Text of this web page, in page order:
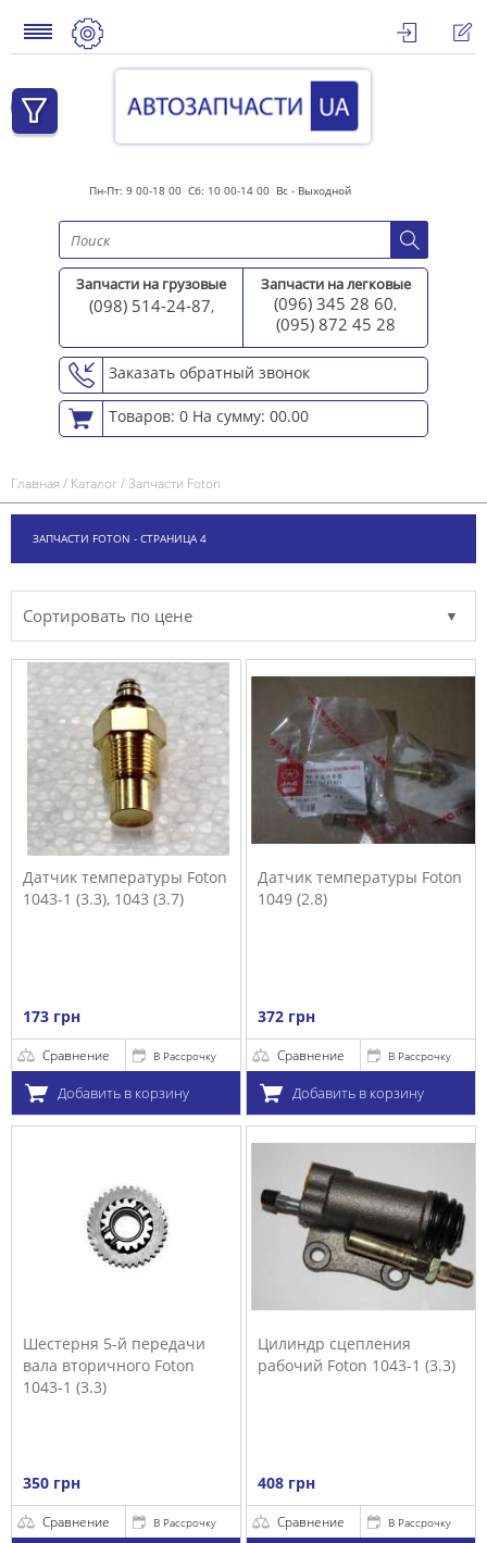
Пн-Пт: 9 00-18 00 Сб: 10 00-14 00 Вс - Выходной
Запчасти на грузовые
(098) 514-24-87,
Запчасти на легковые
(096) 345 28 60,
(095) 872 45 28
Заказать обратный звонок
Товаров: 0 На сумму: 00.00
Главная/ Каталог/Запчасти Foton
ЗАПЧАСТИ FOTON - СТРАНИЦА 4
Сортировать по цене
Датчик температуры Foton
1043-1 (3.3), 1043 (3.7)
173 грн
Сравнение В Рассрочку
Добавить в корзину
Датчик температуры Foton
1049 (2.8)
372 грн
Сравнение В Рассрочку
Добавить в корзину
Шестерня 5-й передачи
вала вторичного Foton
1043-1 (3.3)
350 грн
Сравнение В Рассрочку
Цилиндр сцепления
рабочий Foton 1043-1 (3.3)
408 грн
Сравнение В Рассрочку